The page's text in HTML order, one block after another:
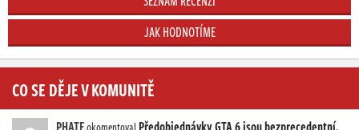
JAK HODNOTÍME
CO SE DĚJE V KOMUNITĚ